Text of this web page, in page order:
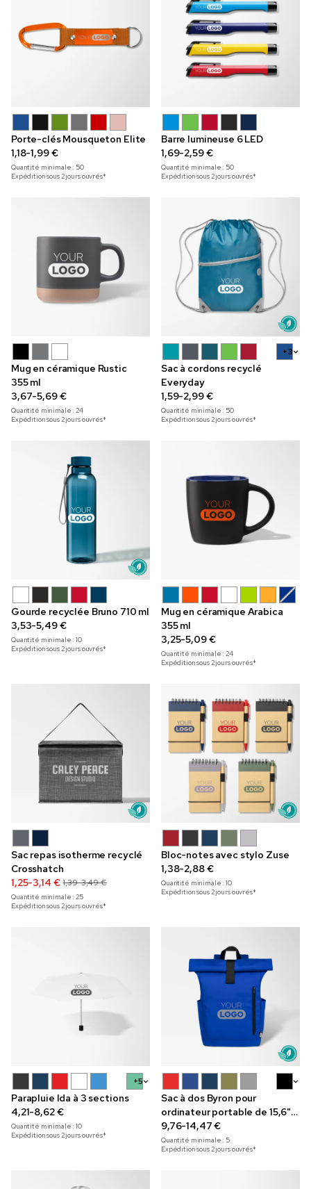
Porte-clés Mousqueton Elite
1,18-1,99 €
Quantité minimale : 50
Expédition sous 2 jours ouvrés*
Barre lumineuse 6 LED
1,69-2,59 €
Quantité minimale : 50
Expédition sous 2 jours ouvrés*
Mug en céramique Rustic
355 ml
3,67-5,69 €
Quantité minimale :24
Expédition sous 2 jours ouvrés*
+3
Sac à cordons recyclé
Everyday
1,59-2,99 €
Quantité minimale : 50
Expédition sous 2 jours ouvrés*
Gourde recyclée Bruno 710 ml
3,53-5,49 €
Quantité minimale :10
Expédition sous 2 jours ouvrés*
Mug en céramique Arabica
355 ml
3,25-5,09 €
Quantité minimale :24
Expédition sous 2 jours ouvrés*
Sac repas isotherme recyclé
Crosshatch
1,25-3,14 € 1,39-3,49 €
Quantité minimale :25
Expédition sous 2 jours ouvrés*
Bloc-notes avec stylo Zuse
1,38-2,88 €
Quantité minimale :10
Expédition sous 2 jours ouvrés*
+5
Parapluie Ida à 3 sections
4,21-8,62 €
Quantité minimale :10
Expédition sous 2 jours ouvrés*
Sac à dos Byron pour
ordinateur portable de 15,6"
en matériau recyclé
9,76-14,47 €
Quantité minimale : 5
Expédition sous 2 jours ouvrés*